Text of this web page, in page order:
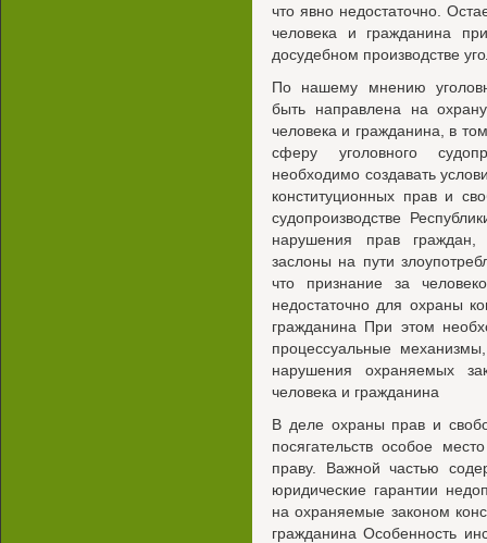
что явно недостаточно.
человека и гражданина
досудебном производстве
По нашему мнению
быть направлена на
человека и гражданина, в
сферу уголовного
необходимо создавать
конституционных прав и
судопроизводстве
нарушения прав
заслоны на пути
что признание за
недостаточно для охраны
гражданина При этом
процессуальные
нарушения охраняемых
человека и гражданина
В деле охраны прав и
посягательств особое
праву. Важной частью
юридические гарантии
на охраняемые законом
гражданина Особенность